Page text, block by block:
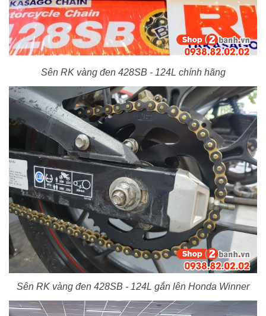
Sên RK vàng đen 428SB - 124L chính hãng
Sên RK vàng đen 428SB - 124L gắn lên Honda Winner